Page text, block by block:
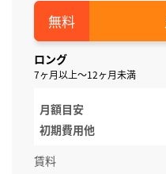
ロング
7ヶ月以上～12ヶ月未満
月額目安
初期費用他
賃料